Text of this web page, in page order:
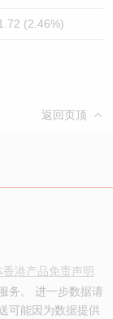
(2.46%)
返回页顶
香港产品免责声明
务。 进一步数据请
可能因为数据提供